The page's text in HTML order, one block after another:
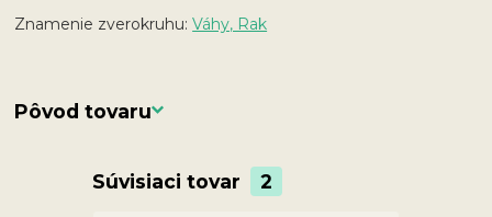
Znamenie zverokruhu:Váhy, Rak
Pôvod tovaru
Súvisiaci tovar 2